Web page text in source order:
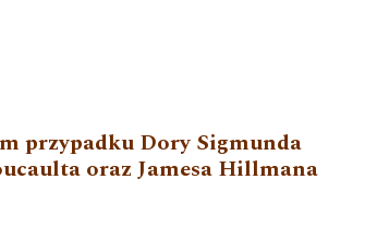
przypadku Dory Sigmunda
oraz Jamesa Hillmana